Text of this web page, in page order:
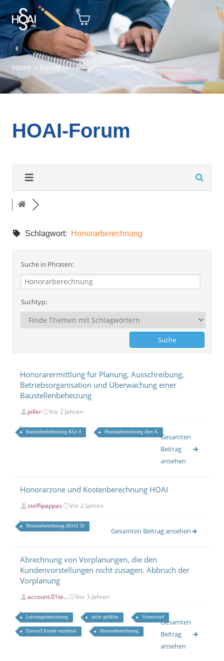
Home > Forum
HOAI-Forum
Schlagwort: Honorarberechnung
Suche in Phrasen:
Suchtyp:
Honorarermittlung für Planung, Ausschreibung,
Betriebsorganisation und Überwachung einer
Baustellenbeheizung
piller Vor 2 Jahren
Baustellenbeheizung KGr 4 Honorarberechnung über K
Gesamten
Beitrag
ansehen
Honorarzone und Kostenberechnung HOAI
steffipappas Vor 2 Jahren
Honorarberechnung HOAI 20
Gesamten Beitrag ansehen
Abrechnung von Vorplanungen, die den
Kundenvorstellungen nicht zusagen. Abbruch der
Vorplanung
account.01te... Vor 3 Jahren
Leistungsberechnung nicht gefallen Vorentwurf
Entwurf Kunde unzufried Honorarberechnung
Gesamten
Beitrag
ansehen